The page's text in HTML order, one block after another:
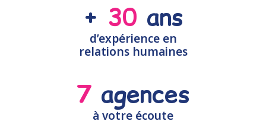
d’expérience en
relations humaines
+ 30 ans
à votre écoute
7 agences